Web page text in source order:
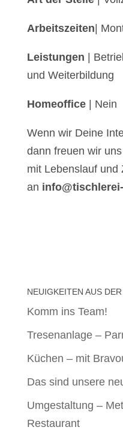
Arbeitszeiten|
Leistungen |
und Weiterbildung
Homeoffice| Nein
Wenn wir Deine
dann freuen wir
mit Lebenslauf und
an
NEUIGKEITEN AUS
Komm ins Team!
Tresenanlage –
Küchen – mit
Das sind unsere
Umgestaltung –
Restaurant